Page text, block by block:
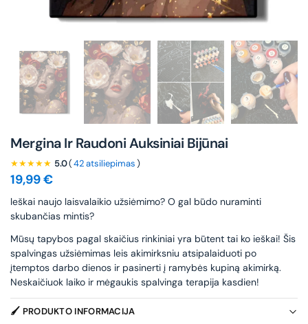
Mergina Ir Raudoni Auksiniai Bijūnai
★★★★★ 5.0(42 atsiliepimas)
19,99€
leškai naujo laisvalaikio užsiėmimo? O gal būdo nuraminti
skubančias mintis?
Mūsų tapybos pagal skaičius rinkiniai yra būtent tai ko ieškai! Šis
spalvingas užsiėmimas leis akimirksniu atsipalaiduoti po
įtemptos darbo dienos ir pasinerti į ramybės kupiną akimirką.
Neskaičiuok laiko ir mėgaukis spalvinga terapija kasdien!
🖌️ PRODUKTO INFORMACIJA